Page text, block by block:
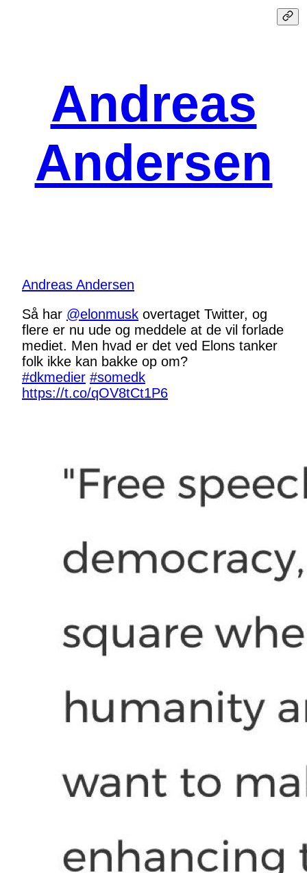
Andreas
Andersen
Andreas Andersen
Så har @elonmusk overtaget Twitter, og
flere er nu ude og meddele at de vil forlade
mediet. Men hvad er det ved Elons tanker
folk ikke kan bakke op om?
#dkmedier #somedk
https://t.co/qOV8tCt1P6